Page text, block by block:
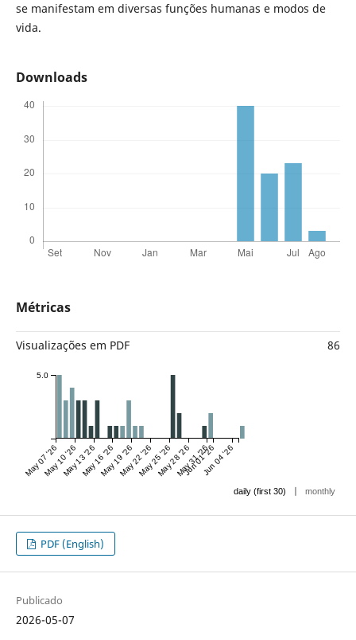
se manifestam em diversas funções humanas e modos de
vida.
Downloads
Métricas
Visualizações em PDF 86
May 07 '26May 10 '26May 13 '26May 16 '26May 19 '26May 22 '26May 25 '26May 28 '26May 31 '26
Jun 01 '26Jun 04 '26
5.0
daily (first 30) | monthly
PDF (English)
Publicado
2026-05-07